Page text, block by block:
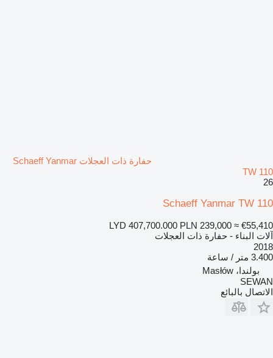
حفارة ذات العجلات Schaeff Yanmar
TW 110
26
Schaeff Yanmar TW 110
LYD 407,700.000 PLN 239,000 ≈ €55,410
آلات البناء - حفارة ذات العجلات
2018
3.400 متر / ساعة
بولندا، Masłów
SEWAN
الاتصال بالبائع